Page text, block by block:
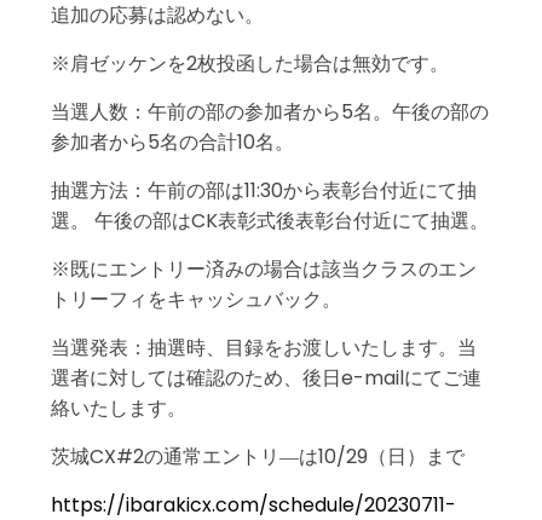
追加の応募は認めない。
※肩ゼッケンを2枚投函した場合は無効です。
当選人数：午前の部の参加者から5名。午後の部の
参加者から5名の合計10名。
抽選方法：午前の部は11:30から表彰台付近にて抽
選。 午後の部はCK表彰式後表彰台付近にて抽選。
※既にエントリー済みの場合は該当クラスのエン
トリーフィをキャッシュバック。
当選発表：抽選時、目録をお渡しいたします。当
選者に対しては確認のため、後日e-mailにてご連
絡いたします。
茨城CX#2の通常エントリ―は10/29（日）まで
https://ibarakicx.com/schedule/20230711-